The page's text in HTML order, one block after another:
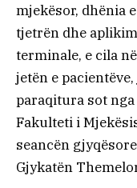
mjekësor, dhënia
tjetrën dhe
terminale, e cila
jetën e
paraqitura sot
Fakulteti i
seancën
Gjykatën